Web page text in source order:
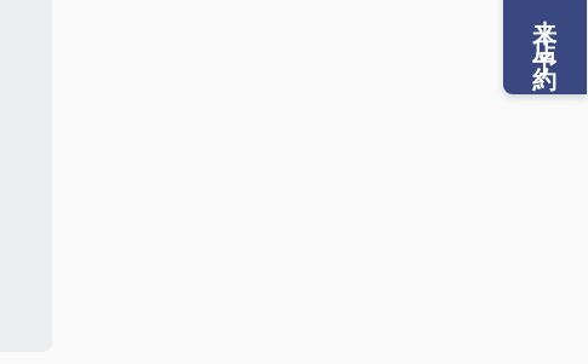
来店予約